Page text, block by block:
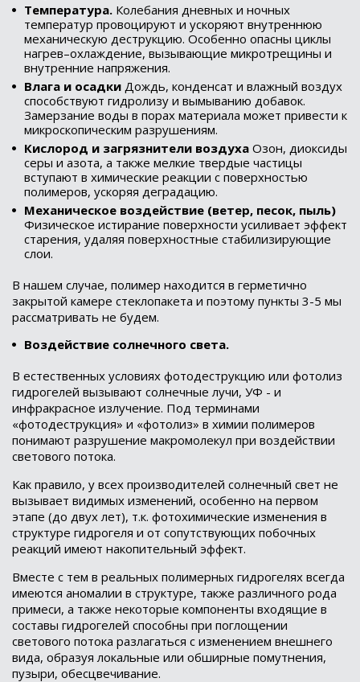
Температура. Колебания дневных и ночных
температур провоцируют и ускоряют внутреннюю
механическую деструкцию. Особенно опасны циклы
нагрев–охлаждение, вызывающие микротрещины и
внутренние напряжения.
Влага и осадки Дождь, конденсат и влажный воздух
способствуют гидролизу и вымыванию добавок.
Замерзание воды в порах материала может привести к
микроскопическим разрушениям.
Кислород и загрязнители воздуха Озон, диоксиды
серы и азота, а также мелкие твердые частицы
вступают в химические реакции с поверхностью
полимеров, ускоряя деградацию.
Механическое воздействие (ветер, песок, пыль)
Физическое истирание поверхности усиливает эффект
старения, удаляя поверхностные стабилизирующие
слои.
В нашем случае, полимер находится в герметично
закрытой камере стеклопакета и поэтому пункты 3-5 мы
рассматривать не будем.
Воздействие солнечного света.
В естественных условиях фотодеструкцию или фотолиз
гидрогелей вызывают солнечные лучи, УФ - и
инфракрасное излучение. Под терминами
«фотодеструкция» и «фотолиз» в химии полимеров
понимают разрушение макромолекул при воздействии
светового потока.
Как правило, у всех производителей солнечный свет не
вызывает видимых изменений, особенно на первом
этапе (до двух лет), т.к. фотохимические изменения в
структуре гидрогеля и от сопутствующих побочных
реакций имеют накопительный эффект.
Вместе с тем в реальных полимерных гидрогелях всегда
имеются аномалии в структуре, также различного рода
примеси, а также некоторые компоненты входящие в
составы гидрогелей способны при поглощении
светового потока разлагаться с изменением внешнего
вида, образуя локальные или обширные помутнения,
пузыри, обесцвечивание.